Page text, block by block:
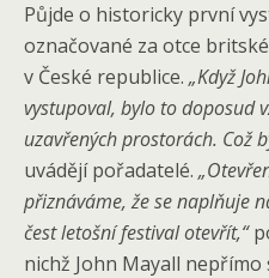
Půjde o historicky první
označované za otce
v České republice. „Když
vystupoval, bylo to doposud
uzavřených prostorách. Což
uvádějí pořadatelé.
přiznáváme, že se naplňuje
čest letošní festival otevřít,“
nichž John Mayall